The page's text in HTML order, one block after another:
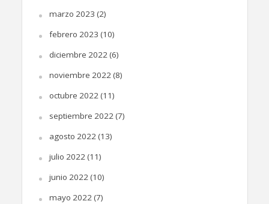
marzo 2023 (2)
febrero 2023 (10)
diciembre 2022(6)
noviembre 2022(8)
octubre 2022(11)
septiembre 2022(7)
agosto 2022(13)
julio 2022(11)
junio 2022(10)
mayo 2022(7)